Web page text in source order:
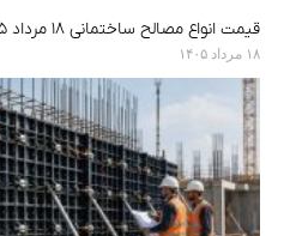
قیمت انواع مصالح ساختمانی ۱۸ مرداد ۱۴۰۵
۱۸ مرداد ۱۴۰۵